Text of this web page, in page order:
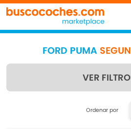
FORD PUMA
VER
Encuentra lo que
Ordenar por